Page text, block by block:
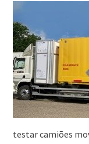
testar camiões